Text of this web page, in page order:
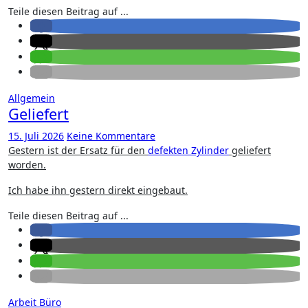
Teile diesen Beitrag auf ...
Allgemein
Geliefert
15. Juli 2026 Keine Kommentare
Gestern ist der Ersatz für den defekten Zylinder geliefert
worden.
Ich habe ihn gestern direkt eingebaut.
Teile diesen Beitrag auf ...
Arbeit Büro